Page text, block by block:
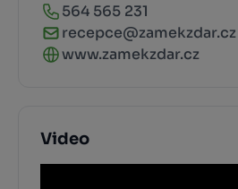
564 565 231
recepce@zamekzdar.cz
www.zamekzdar.cz
Video